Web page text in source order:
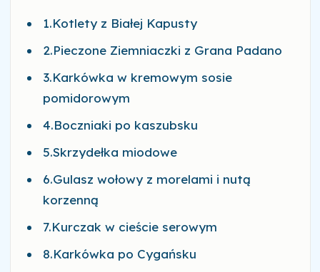
1.Kotlety z Białej Kapusty
2.Pieczone Ziemniaczki z Grana Padano
3.Karkówka w kremowym sosie
pomidorowym
4.Boczniaki po kaszubsku
5.Skrzydełka miodowe
6.Gulasz wołowy z morelami i nutą
korzenną
7.Kurczak w cieście serowym
8.Karkówka po Cygańsku